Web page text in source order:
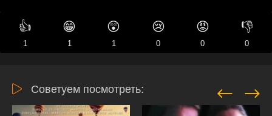
👍
1
😁
1
😲
1
😢
0
😡
0
👎
0
Советуем посмотреть: